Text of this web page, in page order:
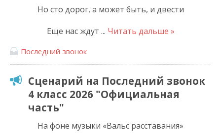
Но сто дорог, а может быть, и двести
Еще нас ждут ... Читать дальше »
Последний звонок
Сценарий на Последний звонок
4 класс 2026 "Официальная
часть"
На фоне музыки «Вальс расставания»